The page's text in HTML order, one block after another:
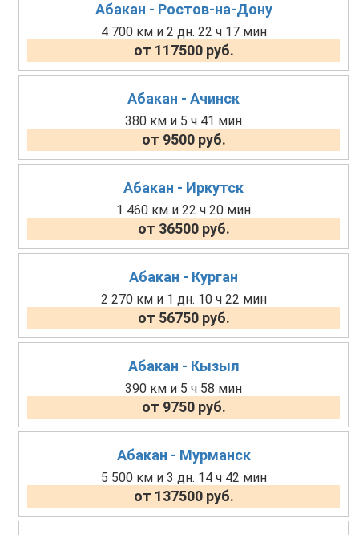
Абакан - Ростов-на-Дону
4 700 км и 2 дн. 22 ч 17 мин
от 117500 руб.
Абакан - Ачинск
380 км и 5 ч 41 мин
от 9500 руб.
Абакан - Иркутск
1 460 км и 22 ч 20 мин
от 36500 руб.
Абакан - Курган
2 270 км и 1 дн. 10 ч 22 мин
от 56750 руб.
Абакан - Кызыл
390 км и 5 ч 58 мин
от 9750 руб.
Абакан - Мурманск
5 500 км и 3 дн. 14 ч 42 мин
от 137500 руб.